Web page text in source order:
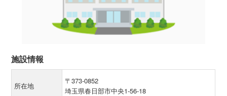
施設情報
所在地
〒373-0852
埼玉県春日部市中央1-56-18